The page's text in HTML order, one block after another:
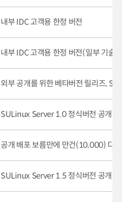
내부 IDC 고객용 한정 버전
내부 IDC 고객용 한정 버전(일부 기술
외부 공개를 위한 베타버전 릴리즈,
SULinux Server 1.0 정식버전 공개 배
공개 배포 보름만에 만건(10,000) 다
SULinux Server 1.5 정식버전 공개 배